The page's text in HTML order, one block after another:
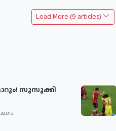
Load More (9 articles)
സുസുക്കി
28,013